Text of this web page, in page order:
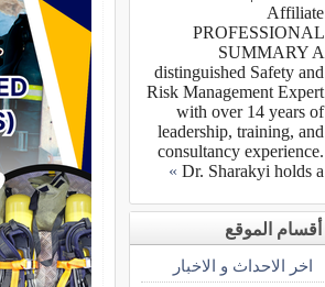
Affiliate
PROFESSIONAL
SUMMARY A
distinguished Safety and
Risk Management Expert
with over 14 years of
leadership, training, and
consultancy experience.
Dr. Sharakyi holds a
»
أقسام الموقع
اخر الاحداث و الاخبار